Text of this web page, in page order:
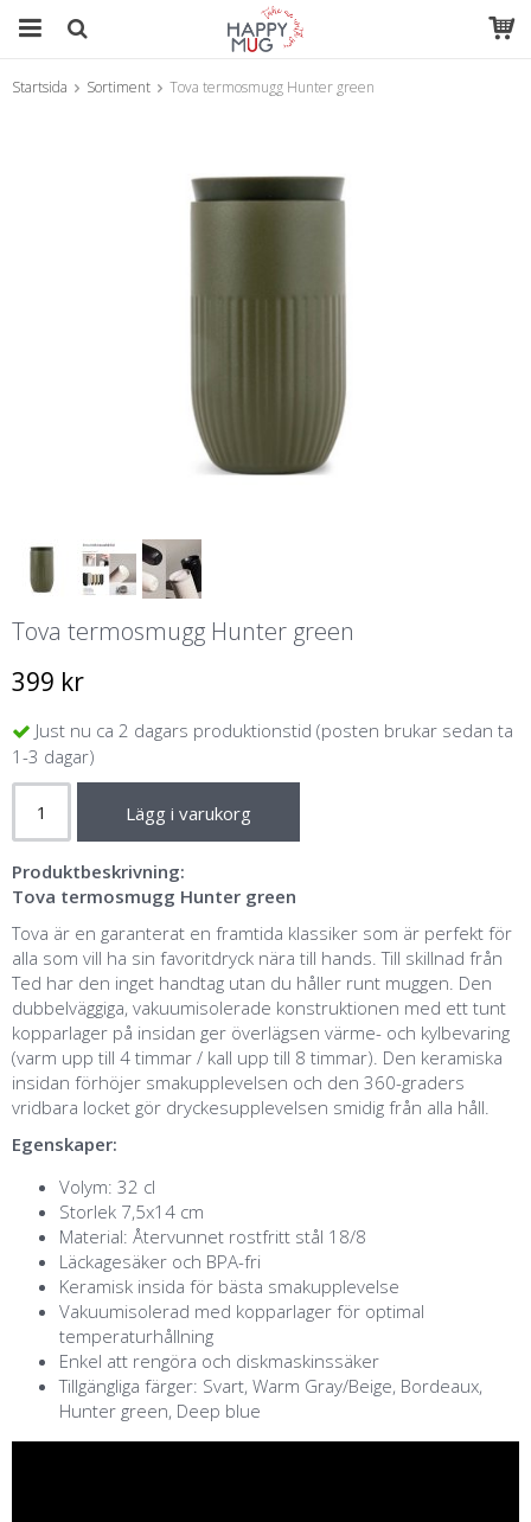
Startsida Sortiment Tova termosmugg Hunter green
Tova termosmugg Hunter green
399 kr
Just nu ca 2 dagars produktionstid (posten brukar sedan ta
1-3 dagar)
Lägg i varukorg
Produktbeskrivning:
Tova termosmugg Hunter green
Tova är en garanterat en framtida klassiker som är perfekt för
alla som vill ha sin favoritdryck nära till hands. Till skillnad från
Ted har den inget handtag utan du håller runt muggen. Den
dubbelväggiga, vakuumisolerade konstruktionen med ett tunt
kopparlager på insidan ger överlägsen värme- och kylbevaring
(varm upp till 4 timmar / kall upp till 8 timmar). Den keramiska
insidan förhöjer smakupplevelsen och den 360-graders
vridbara locket gör dryckesupplevelsen smidig från alla håll.
Egenskaper:
Volym: 32 cl
Storlek 7,5x14 cm
Material: Återvunnet rostfritt stål 18/8
Läckagesäker och BPA-fri
Keramisk insida för bästa smakupplevelse
Vakuumisolerad med kopparlager för optimal
temperaturhållning
Enkel att rengöra och diskmaskinssäker
Tillgängliga färger: Svart, Warm Gray/Beige, Bordeaux,
Hunter green, Deep blue